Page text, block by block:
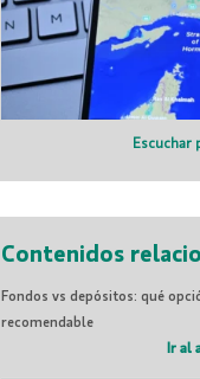
Escuchar
Contenidos
Fondos vs depósitos: qué
recomendable
Ir al